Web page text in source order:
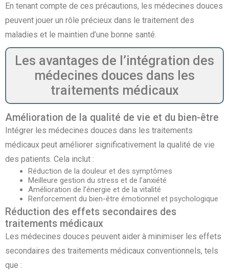
En tenant compte de ces précautions, les médecines douces
peuvent jouer un rôle précieux dans le traitement des
maladies et le maintien d’une bonne santé.
Les avantages de l’intégration des
médecines douces dans les
traitements médicaux
Amélioration de la qualité de vie et du bien-être
Intégrer les médecines douces dans les traitements
médicaux peut améliorer significativement la qualité de vie
des patients. Cela inclut :
Réduction de la douleur et des symptômes
Meilleure gestion du stress et de l’anxiété
Amélioration de l’énergie et de la vitalité
Renforcement du bien-être émotionnel et psychologique
Réduction des effets secondaires des
traitements médicaux
Les médecines douces peuvent aider à minimiser les effets
secondaires des traitements médicaux conventionnels, tels
que :